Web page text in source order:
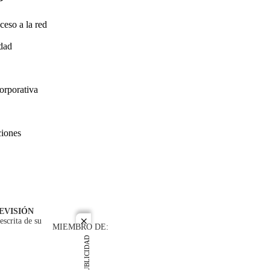
close
PUBLICIDAD
a la red
de su
MIEMBRO DE: